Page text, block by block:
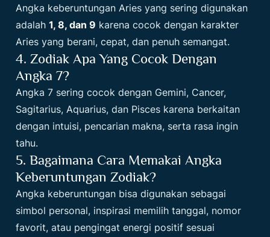
Angka keberuntungan Aries yang sering digunakan
adalah1, 8, dan 9 karena cocok dengan karakter
Aries yang berani, cepat, dan penuh semangat.
4. Zodiak Apa Yang Cocok Dengan
Angka 7?
Angka 7 sering cocok dengan Gemini, Cancer,
Sagitarius, Aquarius, dan Pisces karena berkaitan
dengan intuisi, pencarian makna, serta rasa ingin
tahu.
5. Bagaimana Cara Memakai Angka
Keberuntungan Zodiak?
Angka keberuntungan bisa digunakan sebagai
simbol personal, inspirasi memilih tanggal, nomor
favorit, atau pengingat energi positif sesuai